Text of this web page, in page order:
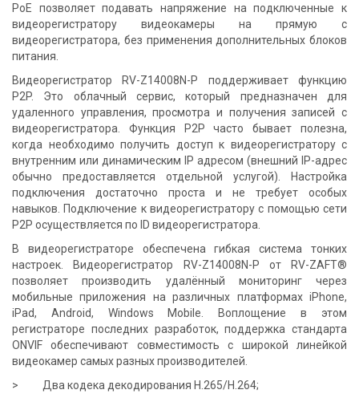
PoE позволяет подавать напряжение на подключенные к
видеорегистратору видеокамеры на прямую с
видеорегистратора, без применения дополнительных блоков
питания.
Видеорегистратор RV-Z14008N-P поддерживает функцию
P2P. Это облачный сервис, который предназначен для
удаленного управления, просмотра и получения записей с
видеорегистратора. Функция P2P часто бывает полезна,
когда необходимо получить доступ к видеорегистратору с
внутренним или динамическим IP адресом (внешний IP-адрес
обычно предоставляется отдельной услугой). Настройка
подключения достаточно проста и не требует особых
навыков. Подключение к видеорегистратору с помощью сети
P2P осуществляется по ID видеорегистратора.
В видеорегистраторе обеспечена гибкая система тонких
настроек. Видеорегистратор RV-Z14008N-P от RV-ZAFT®
позволяет производить удалённый мониторинг через
мобильные приложения на различных платформах iPhone,
iPad, Android, Windows Mobile. Воплощение в этом
регистраторе последних разработок, поддержка стандарта
ONVIF обеспечивают совместимость с широкой линейкой
видеокамер самых разных производителей.
> Два кодека декодирования H.265/H.264;